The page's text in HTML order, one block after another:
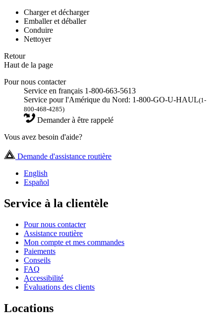
Charger et décharger
Emballer et déballer
Conduire
Nettoyer
Retour
Haut de la page
Pour nous contacter
Service en français 1-800-663-5613
Service pour l'Amérique du Nord: 1-800-GO-U-HAUL(1-
800-468-4285)
Demander à être rappelé
Vous avez besoin d'aide?
Demande d'assistance routière
English
Español
Service à la clientèle
Pour nous contacter
Assistance routière
Mon compte et mes commandes
Paiements
Conseils
FAQ
Accessibilité
Évaluations des clients
Locations